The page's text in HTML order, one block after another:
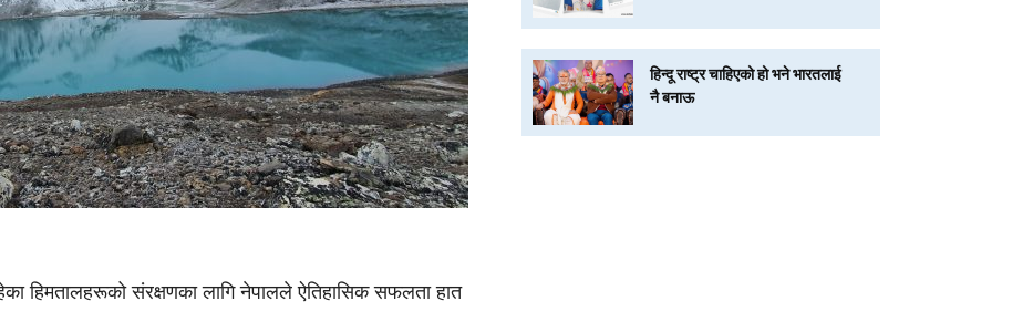
हिमतालहरूको संरक्षणका लागि नेपालले ऐतिहासिक सफलता हात
हिन्दू राष्ट्र चाहिएको हो भने भारतलाई
नै बनाऊ